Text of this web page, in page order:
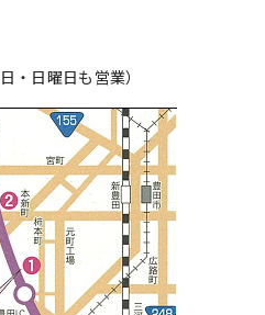
・日曜日も営業）